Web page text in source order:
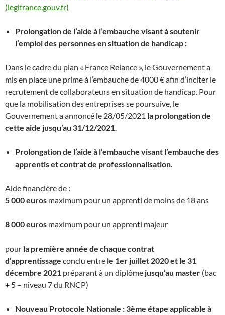
(legifrance.gouv.fr)
Prolongation de l’aide à l’embauche visant à soutenir
l’emploi des personnes en situation de handicap :
Dans le cadre du plan « France Relance », le Gouvernement a
mis en place une prime à l’embauche de 4000 € afin d’inciter le
recrutement de collaborateurs en situation de handicap. Pour
que la mobilisation des entreprises se poursuive, le
Gouvernement a annoncé le 28/05/2021 la prolongation de
cette aide jusqu’au 31/12/2021
Prolongation de l’aide à l’embauche visant l’embauche des
apprentis et contrat de professionnalisation.
Aide financière de :
5 000 euros maximum pour un apprenti de moins de 18 ans
8 000 euros maximum pour un apprenti majeur
pour la première année de chaque contrat
d’apprentissage conclu entre le 1er juillet 2020 et le 31
décembre 2021 préparant à un diplôme jusqu’au master (bac
+ 5 – niveau 7 du RNCP)
Nouveau Protocole Nationale : 3ème étape applicable à